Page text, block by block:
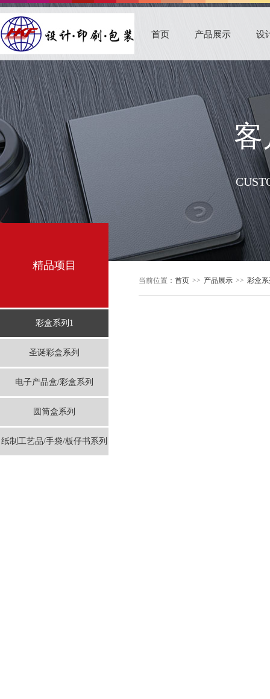
首页 产品展示 设
客
精品项目
彩盒系列1
圣诞彩盒系列
电子产品盒/彩盒系列
圆筒盒系列
纸制工艺品/手袋/板仔书系列
当前位置： 首页 >> 产品展示 >> 彩盒系